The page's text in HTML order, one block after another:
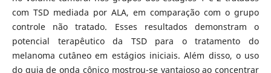
com TSD mediada por ALA, em comparação com o grupo
controle não tratado. Esses resultados demonstram o
potencial terapêutico da TSD para o tratamento do
melanoma cutâneo em estágios iniciais. Além disso, o uso
do guia de onda cônico mostrou-se vantajoso ao concentrar